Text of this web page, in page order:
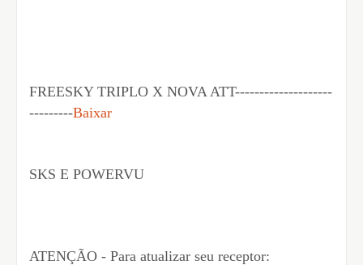
FREESKY TRIPLO X NOVA ATT--------------------
---------Baixar
SKS E POWERVU
ATENÇÃO - Para atualizar seu receptor: